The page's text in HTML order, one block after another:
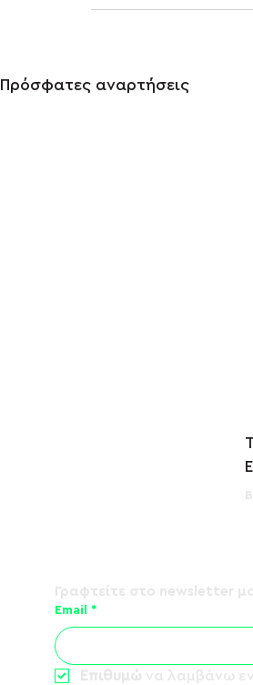
Γραφτείτε στο newsletter
Email *
Επιθυμώ να λαμβάνω
Πρόσφατες αναρτήσεις
2026